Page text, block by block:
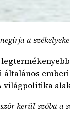
a
világpolitika
kerül szóba